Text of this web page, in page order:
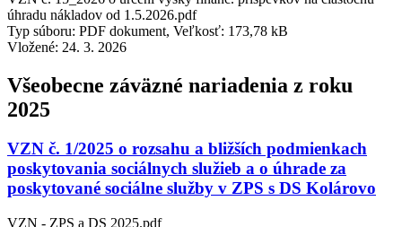
úhradu nákladov od 1.5.2026.pdf
Typ súboru: PDF dokument, Veľkosť: 173,78 kB
Vložené: 24. 3. 2026
Všeobecne záväzné nariadenia z roku
2025
VZN č. 1/2025 o rozsahu a bližších podmienkach
poskytovania sociálnych služieb a o úhrade za
poskytované sociálne služby v ZPS s DS Kolárovo
VZN - ZPS a DS 2025.pdf